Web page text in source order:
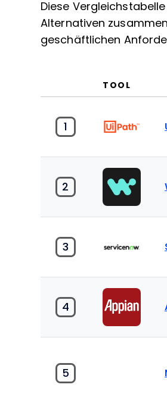
Diese
Alternativen
geschäftlichen
TOOL
1
2
3
4
5